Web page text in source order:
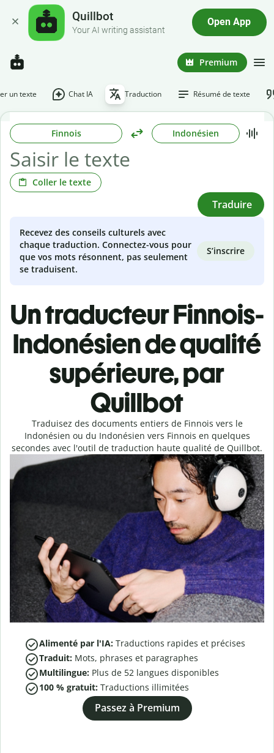
Quillbot
Your AI writing assistant
Open App
Premium
un texte Chat IA Traduction Résumé de texte
Finnois Indonésien
Coller le texte
Traduire
Recevez des conseils culturels avec
chaque traduction. Connectez-vous pour
que vos mots résonnent, pas seulement
se traduisent.
S’inscrire
Un traducteur Finnois-
Indonésien de qualité
supérieure, par
Quillbot
Traduisez des documents entiers de Finnois vers le
Indonésien ou du Indonésien vers Finnois en quelques
secondes avec l'outil de traduction haute qualité de Quillbot.
Alimenté par l'IA: Traductions rapides et précises
Traduit: Mots, phrases et paragraphes
Multilingue: Plus de 52 langues disponibles
100 % gratuit: Traductions illimitées
Passez à Premium